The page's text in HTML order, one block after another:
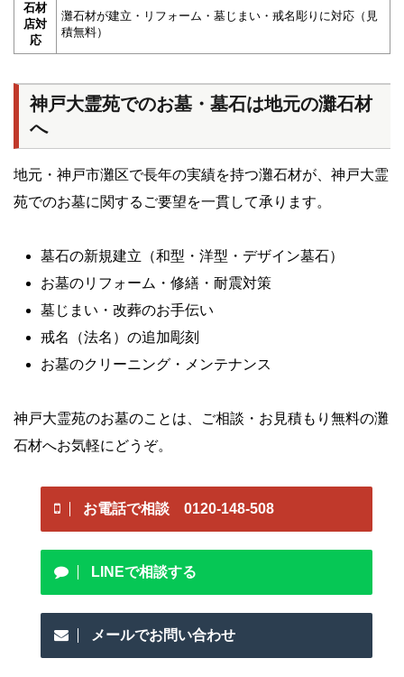
石材
店対
応
灘石材が建立・リフォーム・墓じまい・戒名彫りに対応（見
積無料）
神戸大霊苑でのお墓・墓石は地元の灘石材
へ
地元・神戸市灘区で長年の実績を持つ灘石材が、神戸大霊
苑でのお墓に関するご要望を一貫して承ります。
墓石の新規建立（和型・洋型・デザイン墓石）
お墓のリフォーム・修繕・耐震対策
墓じまい・改葬のお手伝い
戒名（法名）の追加彫刻
お墓のクリーニング・メンテナンス
神戸大霊苑のお墓のことは、ご相談・お見積もり無料の灘
石材へお気軽にどうぞ。
お電話で相談 0120-148-508
LINEで相談する
メールでお問い合わせ